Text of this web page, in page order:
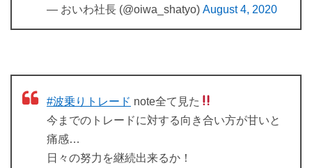
— おいわ社長 (@oiwa_shatyo) August 4, 2020
#波乗りトレード note全て見た
今までのトレードに対する向き合い方が甘いと
痛感…
日々の努力を継続出来るか！